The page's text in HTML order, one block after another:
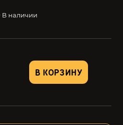
В наличии
В КОРЗИНУ